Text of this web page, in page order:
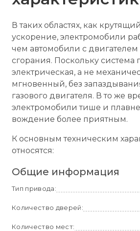
В таких областях, как
ускорение, электромобили
чем автомобили с двигателем
сгорания. Поскольку система
электрическая, а не
мгновенный, без
газового двигателя. В то же
электромобили тише и
вождение более приятным.
К основным техническим
относятся:
Общие информация
Тип привода:
Количество дверей:
Количество мест: